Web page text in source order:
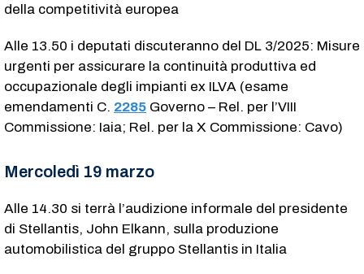
della competitività europea
Alle 13.50 i deputati discuteranno del DL 3/2025: Misure
urgenti per assicurare la continuità produttiva ed
occupazionale degli impianti ex ILVA (esame
emendamenti C. 2285 ​ Governo – Rel. per l’VIII
Commissione: Iaia; Rel. per la X Commissione: Cavo)
Mercoledì 19 marzo
Alle 14.30 si terrà l’audizione informale del presidente
di Stellantis, John Elkann, sulla produzione
automobilistica del gruppo Stellantis in Italia